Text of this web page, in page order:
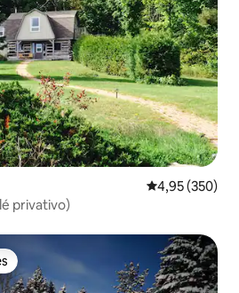
4,95 de uma
4,95 (350)
privativo)